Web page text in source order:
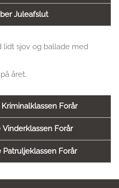
Juleafslut
lidt sjov og ballade med
året.
Forår
Forår
Forår